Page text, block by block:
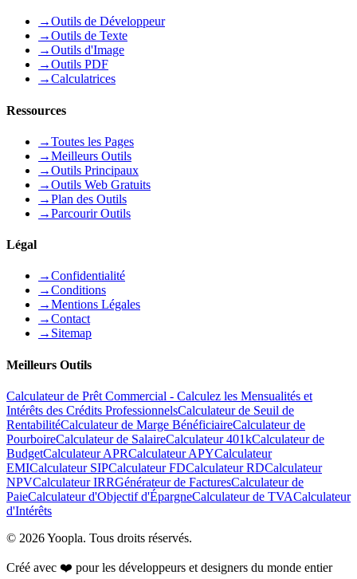
→Outils de Développeur
→Outils de Texte
→Outils d'Image
→Outils PDF
→Calculatrices
Ressources
→Toutes les Pages
→Meilleurs Outils
→Outils Principaux
→Outils Web Gratuits
→Plan des Outils
→Parcourir Outils
Légal
→Confidentialité
→Conditions
→Mentions Légales
→Contact
→ Sitemap
Meilleurs Outils
Calculateur de Prêt Commercial - Calculez les Mensualités et
Intérêts des Crédits ProfessionnelsCalculateur de Seuil de
RentabilitéCalculateur de Marge BénéficiaireCalculateur de
PourboireCalculateur de SalaireCalculateur 401kCalculateur de
BudgetCalculateur APRCalculateur APYCalculateur
EMICalculateur SIPCalculateur FDCalculateur RDCalculateur
NPVCalculateur IRRGénérateur de FacturesCalculateur de
PaieCalculateur d'Objectif d'ÉpargneCalculateur de TVACalculateur
d'Intérêts
© 2026Yoopla. Tous droits réservés.
Créé avec ❤️ pour les développeurs et designers du monde entier